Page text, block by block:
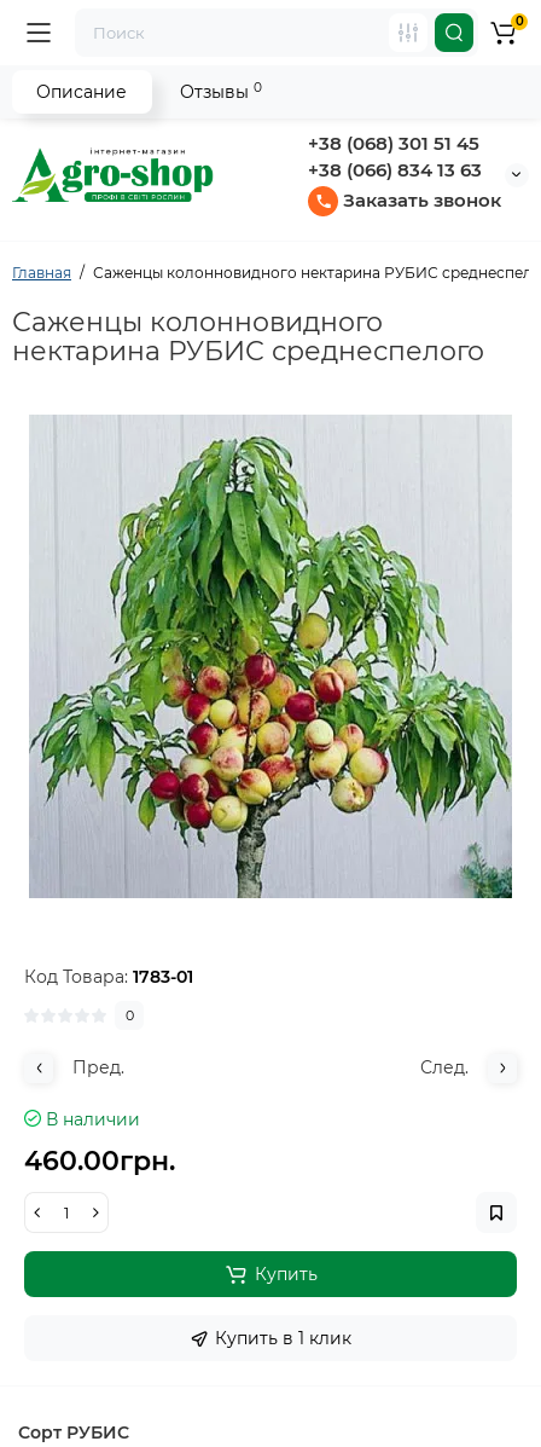
+38 (068) 301 51 45
+38 (066) 834 13 63
Заказать звонок
0
Главная Саженцы колонновидного нектарина РУБИС
Саженцы колонновидного
нектарина РУБИС среднеспелого
Код Товара: 1783-01
0
Пред. След.
В наличии
460.00грн.
Купить
Купить в 1 клик
Описание Отзывы 0
Сорт РУБИС